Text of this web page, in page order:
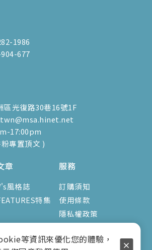
1986
677
區光復路30巷16號1F
17:00pm
專置頂文 )
章
風格誌
特集
服務
訂購須知
使用條款
隱私權政策
等資訊來優化您的體驗，